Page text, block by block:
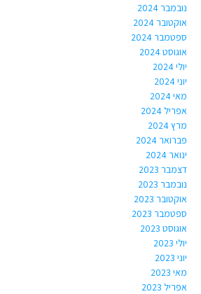
נובמבר 2024
אוקטובר 2024
ספטמבר 2024
אוגוסט 2024
יולי 2024
יוני 2024
מאי 2024
אפריל 2024
מרץ 2024
פברואר 2024
ינואר 2024
דצמבר 2023
נובמבר 2023
אוקטובר 2023
ספטמבר 2023
אוגוסט 2023
יולי 2023
יוני 2023
מאי 2023
אפריל 2023